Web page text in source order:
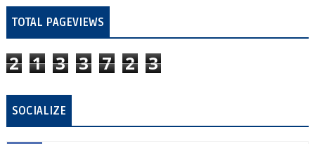
TOTAL PAGEVIEWS
2 1 3 3 7 2 3
SOCIALIZE